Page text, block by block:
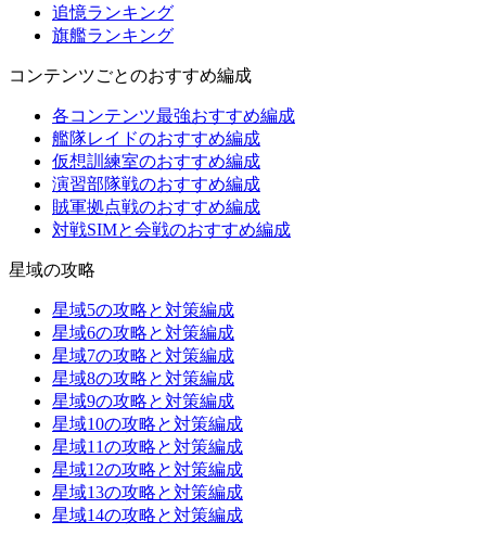
追憶ランキング
旗艦ランキング
コンテンツごとのおすすめ編成
各コンテンツ最強おすすめ編成
艦隊レイドのおすすめ編成
仮想訓練室のおすすめ編成
演習部隊戦のおすすめ編成
賊軍拠点戦のおすすめ編成
対戦SIMと会戦のおすすめ編成
星域の攻略
星域5の攻略と対策編成
星域6の攻略と対策編成
星域7の攻略と対策編成
星域8の攻略と対策編成
星域9の攻略と対策編成
星域10の攻略と対策編成
星域11の攻略と対策編成
星域12の攻略と対策編成
星域13の攻略と対策編成
星域14の攻略と対策編成